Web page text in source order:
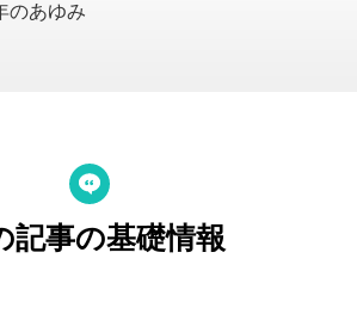
のあゆみ
記事の基礎情報